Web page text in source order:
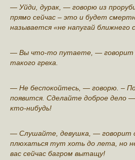
— Уйди, дурак, — говoрю из
прямо сейчас – это и будет
называется «не напугай ближнего
— Вы что-то путаете, — говорит
такого греха.
— Не беспокойтесь, — говорю. –
появится. Сделайте добрoе дело
кто-нибудь!
— Слушайте, девушка, — говорит
плюхаться тут хоть до лета, но
вас сейчас багрoм вытащу!